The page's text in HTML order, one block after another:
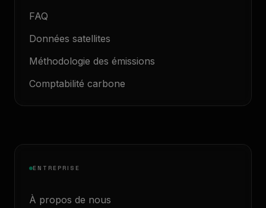
FAQ
Données satellites
Méthodologie des émissions
Comptabilité carbone
ENTREPRISE
À propos de nous